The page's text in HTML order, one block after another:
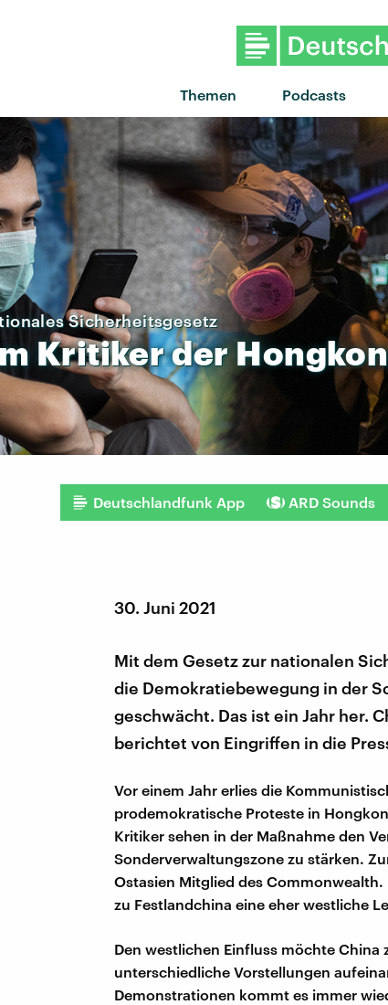
Themen Podcasts
Sicherheitsgesetz
Kritikerder
Deutschlandfunk App ARD Sounds
30. Juni 2021
Mit dem Gesetz zur nationalen
die Demokratiebewegung in der
geschwächt. Das ist ein Jahr her.
berichtet von Eingriffen in die
Vor einem Jahr erlies die
prodemokratische Proteste in
Kritiker sehen in der Maßnahme den
Sonderverwaltungszone zu stärken.
Ostasien Mitglied des
zu Festlandchina eine eher westliche
Den westlichen Einfluss möchte China
unterschiedliche Vorstellungen
Demonstrationen kommt es immer